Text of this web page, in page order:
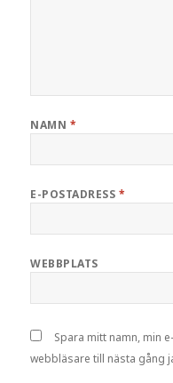
NAMN *
E-POSTADRESS *
WEBBPLATS
Spara mitt namn, min
webbläsare till nästa gång